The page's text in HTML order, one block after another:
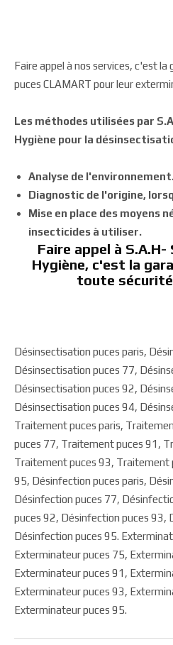
Faire appel à nos services, c'est
puces CLAMART pour leur
Les méthodes utilisées par
Hygiène pour la
Analyse de
Diagnostic de l'origine,
Mise en place des moyens
insecticides à utiliser.
Faire appel à
Hygiène, c'est la
toute sécurité
Désinsectisation puces paris,
Désinsectisation puces 77,
Désinsectisation puces 92,
Désinsectisation puces 94,
Traitement puces paris,
puces 77, Traitement puces 91,
Traitement puces 93, Traitement
95, Désinfection puces paris,
Désinfection puces 77,
puces 92, Désinfection puces 93,
Désinfection puces 95.
Exterminateur puces 75,
Exterminateur puces 91,
Exterminateur puces 93,
Exterminateur puces 95.